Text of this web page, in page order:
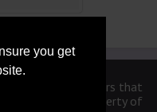
you get
by the publishers that
and logos are property of